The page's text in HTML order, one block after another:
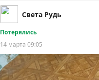
Света Рудь
Потерялись
14 марта 09:05